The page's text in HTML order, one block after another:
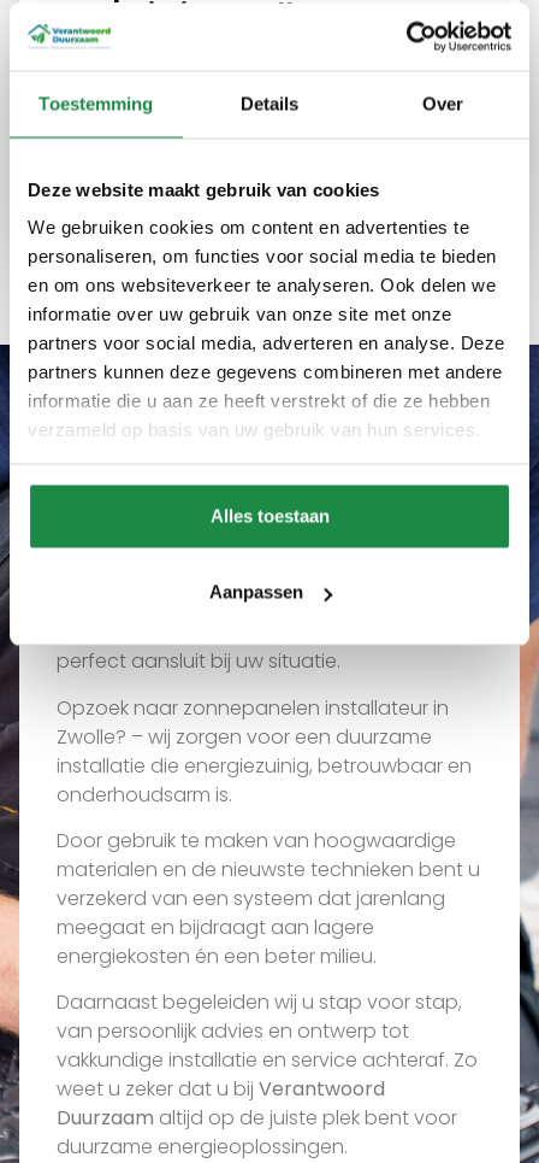
Toestemming Details Over
Deze website maakt gebruik van cookies
We gebruiken cookies om content en advertenties te
personaliseren, om functies voor social media te bieden
en om ons websiteverkeer te analyseren. Ook delen we
informatie over uw gebruik van onze site met onze
partners voor social media, adverteren en analyse. Deze
partners kunnen deze gegevens combineren met andere
informatie die u aan ze heeft verstrekt of die ze hebben
verzameld op basis van uw gebruik van hun services.
Alles toestaan
Aanpassen
energie in Zwolle
en installaties die uw energieverbruik
een focus op kwaliteit en efficiëntie.
Expertise Kwaliteit Ervaring
Wat ons uniek maakt
Waarom zonnepanelen
installateur in Zwolle via
ons?
Wij luisteren naar uw wensen en vertalen
perfect aansluit bij uw situatie.
Opzoek naar zonnepanelen installateur in
Zwolle? – wij zorgen voor een duurzame
installatie die energiezuinig, betrouwbaar en
onderhoudsarm is.
Door gebruik te maken van hoogwaardige
materialen en de nieuwste technieken bent u
verzekerd van een systeem dat jarenlang
meegaat en bijdraagt aan lagere
energiekosten én een beter milieu.
Daarnaast begeleiden wij u stap voor stap,
van persoonlijk advies en ontwerp tot
vakkundige installatie en service achteraf. Zo
weet u zeker dat u bij Verantwoord
Duurzaam altijd op de juiste plek bent voor
duurzame energieoplossingen.